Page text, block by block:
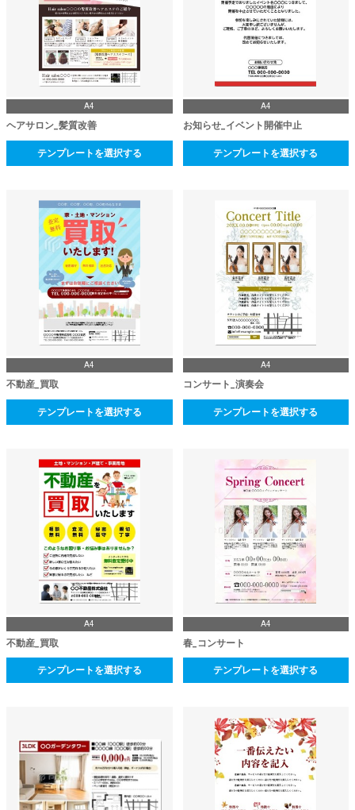
A4
ヘアサロン_髪質改善
テンプレートを選択する
A4
お知らせ_イベント開催中止
テンプレートを選択する
A4
不動産_買取
テンプレートを選択する
A4
コンサート_演奏会
テンプレートを選択する
A4
不動産_買取
テンプレートを選択する
A4
春_コンサート
テンプレートを選択する